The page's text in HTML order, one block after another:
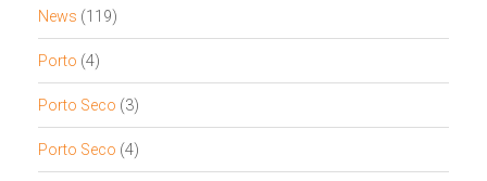
News (119)
Porto (4)
Porto Seco (3)
Porto Seco (4)